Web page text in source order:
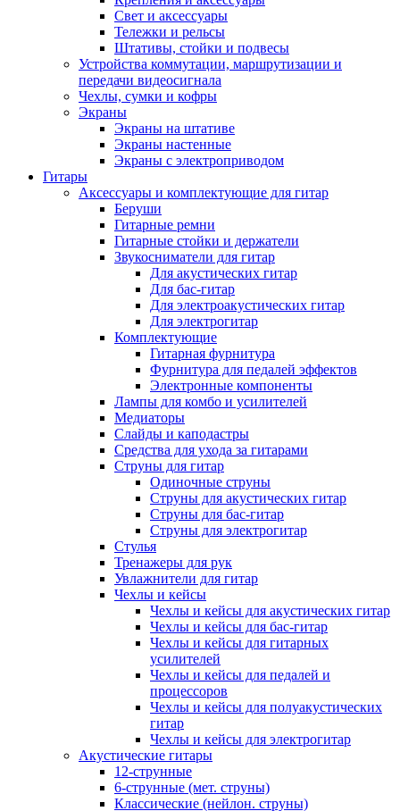
Свет и аксессуары
Тележки и рельсы
Штативы, стойки и подвесы
Устройства коммутации, маршрутизации и
передачи видеосигнала
Чехлы, сумки и кофры
Экраны
Экраны на штативе
Экраны настенные
Экраны с электроприводом
Гитары
Аксессуары и комплектующие для гитар
Беруши
Гитарные ремни
Гитарные стойки и держатели
Звукосниматели для гитар
Для акустических гитар
Для бас-гитар
Для электроакустических гитар
Для электрогитар
Комплектующие
Гитарная фурнитура
Фурнитура для педалей эффектов
Электронные компоненты
Лампы для комбо и усилителей
Медиаторы
Слайды и каподастры
Средства для ухода за гитарами
Струны для гитар
Одиночные струны
Струны для акустических гитар
Струны для бас-гитар
Струны для электрогитар
Стулья
Тренажеры для рук
Увлажнители для гитар
Чехлы и кейсы
Чехлы и кейсы для акустических гитар
Чехлы и кейсы для бас-гитар
Чехлы и кейсы для гитарных
усилителей
Чехлы и кейсы для педалей и
процессоров
Чехлы и кейсы для полуакустических
гитар
Чехлы и кейсы для электрогитар
Акустические гитары
12-струнные
6-струнные (мет. струны)
Классические (нейлон. струны)